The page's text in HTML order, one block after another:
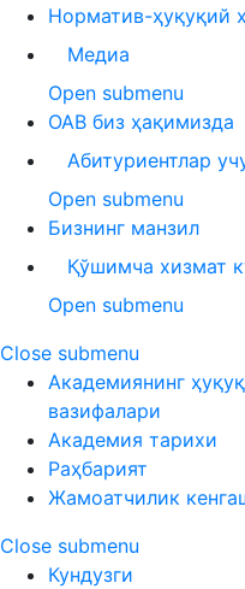
Норматив-ҳуқуқий
Медиа
Open submenu
ОАВ биз ҳақимизда
Абитуриентлар
Open submenu
Бизнинг манзил
Қўшимча хизмат
Open submenu
Close submenu
Академиянинг
вазифалари
Академия тарихи
Раҳбарият
Жамоатчилик
Close submenu
Кундузги